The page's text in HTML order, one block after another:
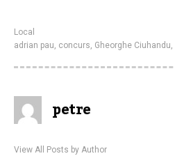
Local
adrian pau, concurs, Gheorghe Ciuhandu,
petre
View All Posts by Author